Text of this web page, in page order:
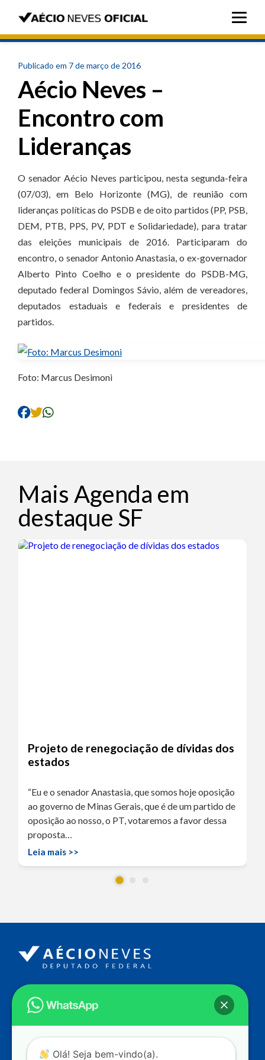
Publicado em 7 de março de 2016
Aécio Neves –
Encontro com
Lideranças
O senador Aécio Neves participou, nesta segunda-feira
(07/03), em Belo Horizonte (MG), de reunião com
lideranças políticas do PSDB e de oito partidos (PP, PSB,
DEM, PTB, PPS, PV, PDT e Solidariedade), para tratar
das eleições municipais de 2016. Participaram do
encontro, o senador Antonio Anastasia, o ex-governador
Alberto Pinto Coelho e o presidente do PSDB-MG,
deputado federal Domingos Sávio, além de vereadores,
deputados estaduais e federais e presidentes de
partidos.
Foto: Marcus Desimoni
Mais Agenda em
destaque SF
Projeto de renegociação de dívidas dos
estados
“Eu e o senador Anastasia, que somos hoje oposição
ao governo de Minas Gerais, que é de um partido de
oposição ao nosso, o PT, votaremos a favor dessa
proposta…
Leia mais >>
Endereço
Câmara dos Deputados
Ed. Principal, Ala C – Gabinete
Contato
dep.aecioneves@camara.leg.br
Olá! Seja bem-vindo(a).